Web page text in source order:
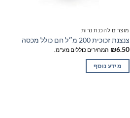
מוצרים להכנת נרות
צנצנת זכוכית 200 מ״ל חם כולל מכסה
₪6.50 המחירים כוללים מע"מ.
מידע נוסף